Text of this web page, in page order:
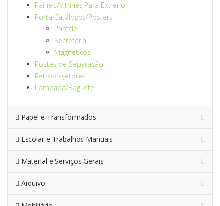
Painéis/Vitrines Para Extrerior
Porta Catálogos/Pósters
Parede
Secretária
Magnéticos
Postes de Separação
Retroprojetores
Lombada/Baguete
Papel e Transformados
Escolar e Trabalhos Manuais
Material e Serviços Gerais
Arquivo